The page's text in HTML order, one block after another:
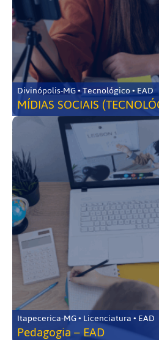
Divinópolis-MG • Tecnológico • EAD
MÍDIAS SOCIAIS
Itapecerica-MG • Licenciatura • EAD
Pedagogia – EAD